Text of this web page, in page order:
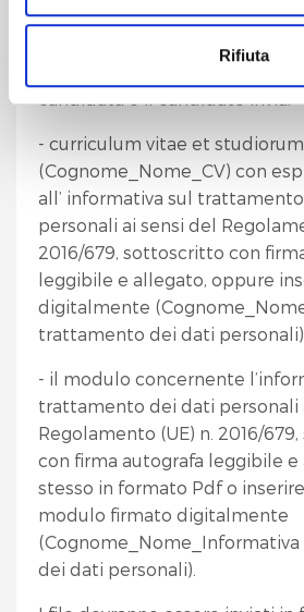
basso a destra.
Chiudendo questo banner o
Rifiuta tutto", invece, verranno
tecnici.
Rifiuta
Documenti
candidata o il candidato invia:
- curriculum vitae et studiorum
(Cognome_Nome_CV) con
all’ informativa sul
personali ai sensi del
2016/679, sottoscritto con
leggibile e allegato, oppure
digitalmente
trattamento dei dati personali).
- il modulo concernente
trattamento dei dati personali
Regolamento (UE) n. 2016/
con firma autografa leggibile e
stesso in formato Pdf o
modulo firmato digitalmente
dei dati personali).